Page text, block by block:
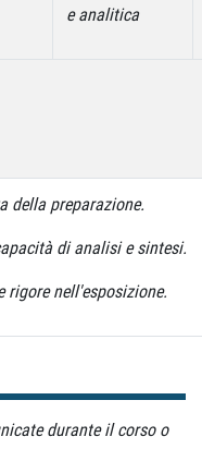
e analitica
della preparazione.
di analisi e sintesi.
rigore nell'esposizione.
durante il corso o